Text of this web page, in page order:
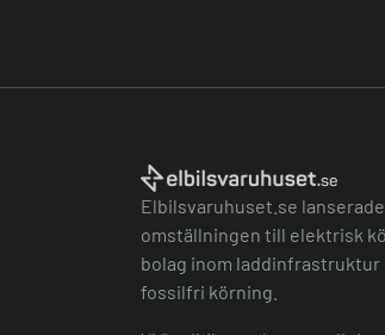
Elbilsvaruhuset.se
omställningen till elektrisk
bolag inom
fossilfri körning.